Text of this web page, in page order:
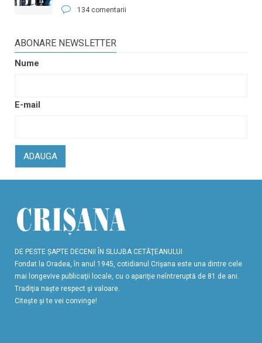
134 comentarii
ABONARE NEWSLETTER
Nume
E-mail
ADAUGA
DE PESTE ŞAPTE DECENII ÎN SLUJBA CETĂŢEANULUI
Fondat la Oradea, în anul 1945, cotidianul Crişana este una dintre cele
mai longevive publicaţii locale, cu o apariţie neîntreruptă de 81 de ani.
Tradiţia naşte respect şi valoare.
Citeşte şi te vei convinge!